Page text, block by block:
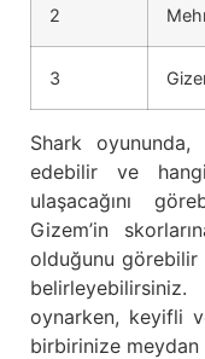
2
3
Shark oyununda,
edebilir ve
ulaşacağını
Gizem’in
olduğunu
oynarken, keyifli
birbirinize